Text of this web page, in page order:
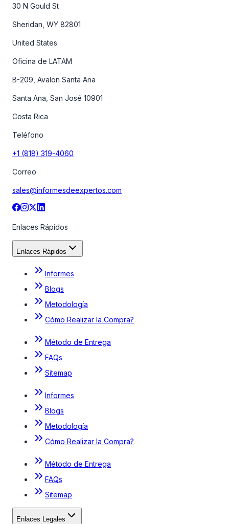
30 N Gould St
Sheridan, WY 82801
United States
Oficina de LATAM
B-209, Avalon Santa Ana
Santa Ana, San José 10901
Costa Rica
Teléfono
+1 (818) 319-4060
Correo
sales@informesdeexpertos.com
Enlaces Rápidos
Enlaces Rápidos
Informes
Blogs
Metodología
Cómo Realizar la Compra?
Método de Entrega
FAQs
Sitemap
Informes
Blogs
Metodología
Cómo Realizar la Compra?
Método de Entrega
FAQs
Sitemap
Enlaces Legales